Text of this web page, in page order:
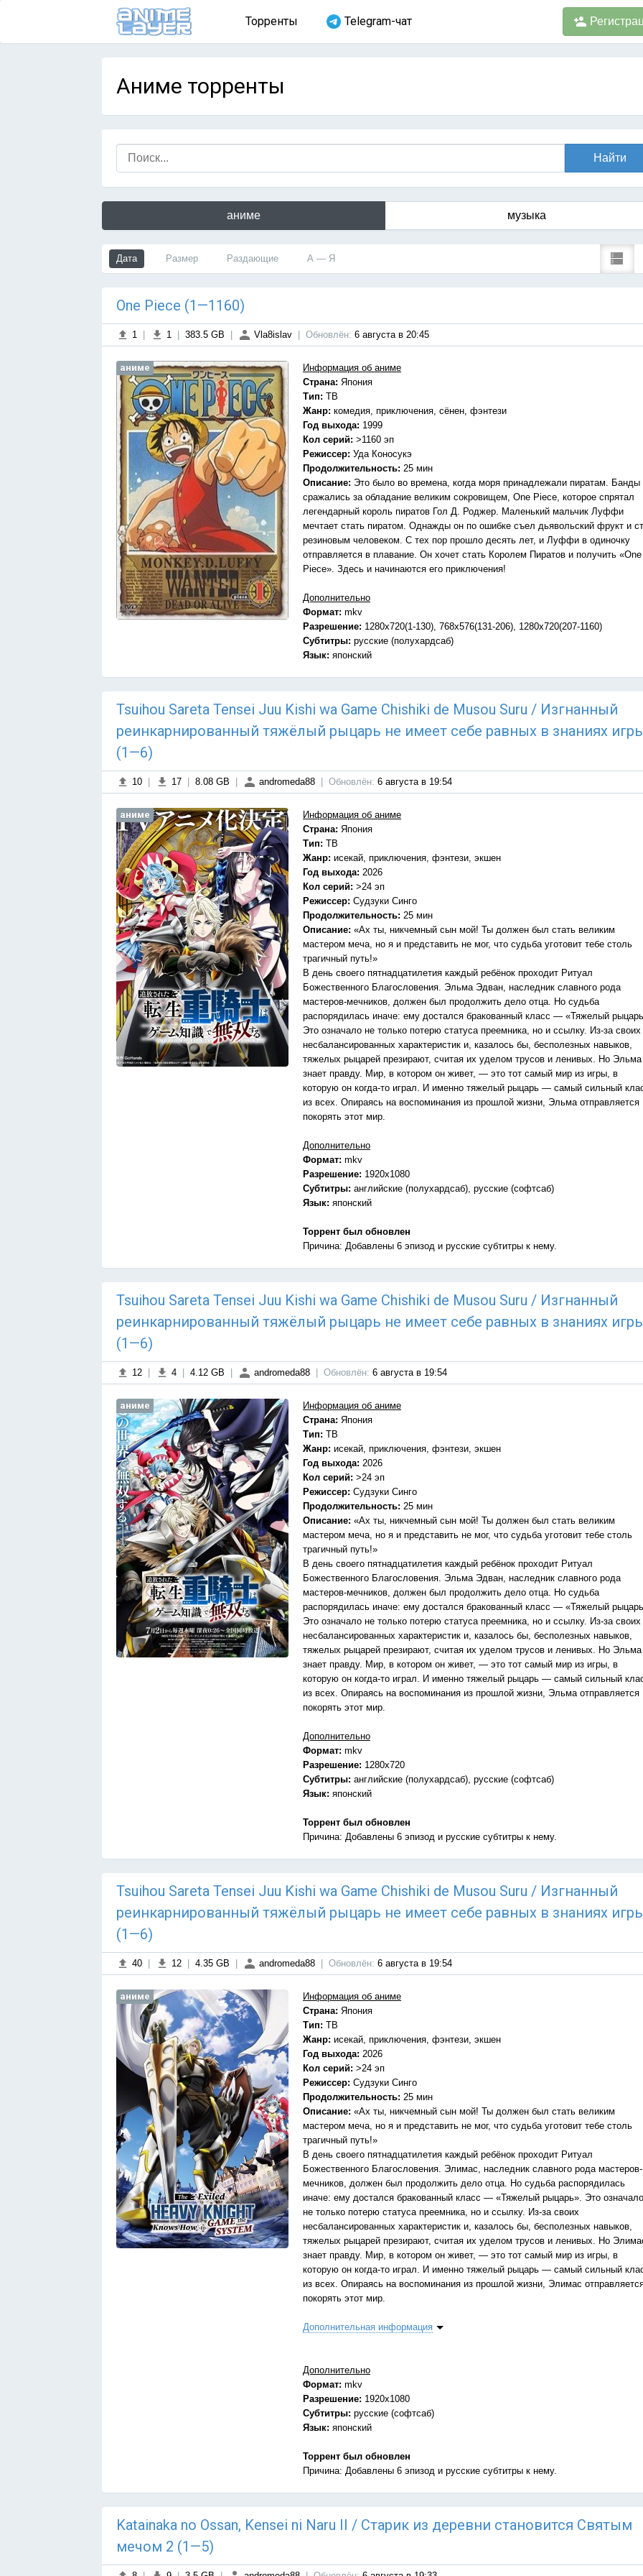
Торренты Telegram-чат
Аниме торренты
аниме музыка
Дата Размер Раздающие А — Я
One Piece (1—1160)
1 1 383.5 GB Vla8islav Обновлён: 6 августа в 20:45
аниме
Информация об аниме
Страна: Япония
Тип: ТВ
Жанр: комедия, приключения, сёнен, фэнтези
Год выхода: 1999
Кол серий: >1160 эп
Режиссер: Уда Коносукэ
Продолжительность: 25 мин
Описание: Это было во времена, когда моря принадлежали пиратам. Банды
сражались за обладание великим сокровищем, One Piece, которое спрятал
легендарный король пиратов Гол Д. Роджер. Маленький мальчик Луффи
мечтает стать пиратом. Однажды он по ошибке съел дьявольский фрукт и
резиновым человеком. С тех пор прошло десять лет, и Луффи в одиночку
отправляется в плавание. Он хочет стать Королем Пиратов и получить «One
Piece». Здесь и начинаются его приключения!
Дополнительно
Формат: mkv
Разрешение: 1280x720(1-130), 768x576(131-206), 1280x720(207-1160)
Субтитры: русские (полухардсаб)
Язык: японский
Tsuihou Sareta Tensei Juu Kishi wa Game Chishiki de Musou Suru / Изгнанный
реинкарнированный тяжёлый рыцарь не имеет себе равных в знаниях
(1—6)
10 17 8.08 GB andromeda88 Обновлён: 6 августа в 19:54
аниме
Информация об аниме
Страна: Япония
Тип: ТВ
Жанр: исекай, приключения, фэнтези, экшен
Год выхода: 2026
Кол серий: >24 эп
Режиссер: Судзуки Синго
Продолжительность: 25 мин
Описание: «Ах ты, никчемный сын мой! Ты должен был стать великим
мастером меча, но я и представить не мог, что судьба уготовит тебе столь
трагичный путь!»
В день своего пятнадцатилетия каждый ребёнок проходит Ритуал
Божественного Благословения. Эльма Эдван, наследник славного рода
мастеров-мечников, должен был продолжить дело отца. Но судьба
распорядилась иначе: ему достался бракованный класс — «Тяжелый
Это означало не только потерю статуса преемника, но и ссылку. Из-за своих
несбалансированных характеристик и, казалось бы, бесполезных навыков,
тяжелых рыцарей презирают, считая их уделом трусов и ленивых. Но Эльма
знает правду. Мир, в котором он живет, — это тот самый мир из игры, в
которую он когда-то играл. И именно тяжелый рыцарь — самый сильный
из всех. Опираясь на воспоминания из прошлой жизни, Эльма отправляется
покорять этот мир.
Дополнительно
Формат: mkv
Разрешение: 1920x1080
Субтитры: английские (полухардсаб), русские (софтсаб)
Язык: японский
Торрент был обновлен
Причина: Добавлены 6 эпизод и русские субтитры к нему.
Tsuihou Sareta Tensei Juu Kishi wa Game Chishiki de Musou Suru / Изгнанный
реинкарнированный тяжёлый рыцарь не имеет себе равных в знаниях
(1—6)
12 4 4.12 GB andromeda88 Обновлён: 6 августа в 19:54
аниме
Информация об аниме
Страна: Япония
Тип: ТВ
Жанр: исекай, приключения, фэнтези, экшен
Год выхода: 2026
Кол серий: >24 эп
Режиссер: Судзуки Синго
Продолжительность: 25 мин
Описание: «Ах ты, никчемный сын мой! Ты должен был стать великим
мастером меча, но я и представить не мог, что судьба уготовит тебе столь
трагичный путь!»
В день своего пятнадцатилетия каждый ребёнок проходит Ритуал
Божественного Благословения. Эльма Эдван, наследник славного рода
мастеров-мечников, должен был продолжить дело отца. Но судьба
распорядилась иначе: ему достался бракованный класс — «Тяжелый
Это означало не только потерю статуса преемника, но и ссылку. Из-за своих
несбалансированных характеристик и, казалось бы, бесполезных навыков,
тяжелых рыцарей презирают, считая их уделом трусов и ленивых. Но Эльма
знает правду. Мир, в котором он живет, — это тот самый мир из игры, в
которую он когда-то играл. И именно тяжелый рыцарь — самый сильный
из всех. Опираясь на воспоминания из прошлой жизни, Эльма отправляется
покорять этот мир.
Дополнительно
Формат: mkv
Разрешение: 1280x720
Субтитры: английские (полухардсаб), русские (софтсаб)
Язык: японский
Торрент был обновлен
Причина: Добавлены 6 эпизод и русские субтитры к нему.
Tsuihou Sareta Tensei Juu Kishi wa Game Chishiki de Musou Suru / Изгнанный
реинкарнированный тяжёлый рыцарь не имеет себе равных в знаниях
(1—6)
40 12 4.35 GB andromeda88 Обновлён: 6 августа в 19:54
аниме
Информация об аниме
Страна: Япония
Тип: ТВ
Жанр: исекай, приключения, фэнтези, экшен
Год выхода: 2026
Кол серий: >24 эп
Режиссер: Судзуки Синго
Продолжительность: 25 мин
Описание: «Ах ты, никчемный сын мой! Ты должен был стать великим
мастером меча, но я и представить не мог, что судьба уготовит тебе столь
трагичный путь!»
В день своего пятнадцатилетия каждый ребёнок проходит Ритуал
Божественного Благословения. Элимас, наследник славного рода мастеров-
мечников, должен был продолжить дело отца. Но судьба распорядилась
иначе: ему достался бракованный класс — «Тяжелый рыцарь». Это означало
не только потерю статуса преемника, но и ссылку. Из-за своих
несбалансированных характеристик и, казалось бы, бесполезных навыков,
тяжелых рыцарей презирают, считая их уделом трусов и ленивых. Но
знает правду. Мир, в котором он живет, — это тот самый мир из игры, в
которую он когда-то играл. И именно тяжелый рыцарь — самый сильный
из всех. Опираясь на воспоминания из прошлой жизни, Элимас
покорять этот мир.
Дополнительная информация
Дополнительно
Формат: mkv
Разрешение: 1920x1080
Субтитры: русские (софтсаб)
Язык: японский
Торрент был обновлен
Причина: Добавлены 6 эпизод и русские субтитры к нему.
Katainaka no Ossan, Kensei ni Naru II / Старик из деревни становится Святым
мечом 2 (1—5)